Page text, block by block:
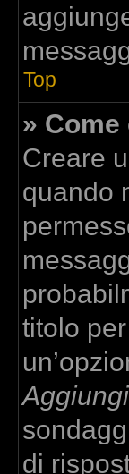
Top
»
Creare
quando
titolo
di